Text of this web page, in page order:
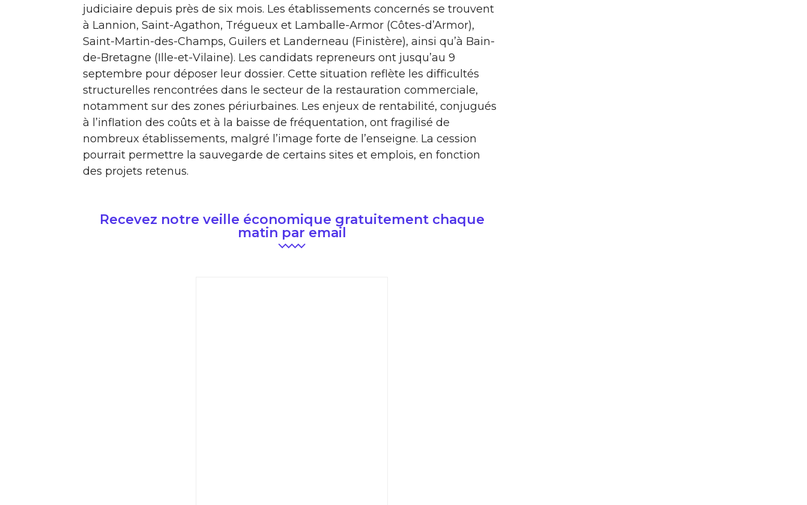
judiciaire depuis près de six mois. Les établissements concernés se trouvent
à Lannion, Saint-Agathon, Trégueux et Lamballe-Armor (Côtes-d’Armor),
Saint-Martin-des-Champs, Guilers et Landerneau (Finistère), ainsi qu’à Bain-
de-Bretagne (Ille-et-Vilaine). Les candidats repreneurs ont jusqu’au 9
septembre pour déposer leur dossier. Cette situation reflète les difficultés
structurelles rencontrées dans le secteur de la restauration commerciale,
notamment sur des zones périurbaines. Les enjeux de rentabilité, conjugués
à l’inflation des coûts et à la baisse de fréquentation, ont fragilisé de
nombreux établissements, malgré l’image forte de l’enseigne. La cession
pourrait permettre la sauvegarde de certains sites et emplois, en fonction
des projets retenus.
Recevez notre veille économique gratuitement chaque
matin par email